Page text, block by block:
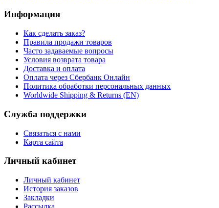
Информация
Как сделать заказ?
Правила продажи товаров
Часто задаваемые вопросы
Условия возврата товара
Доставка и оплата
Оплата через Сбербанк Онлайн
Политика обработки персональных данных
Worldwide Shipping & Returns (EN)
Служба поддержки
Связаться с нами
Карта сайта
Личный кабинет
Личный кабинет
История заказов
Закладки
Рассылка